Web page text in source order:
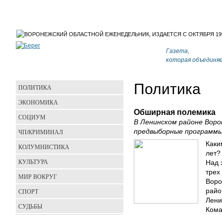
Газета,
которая
Политика
Обширная полемика
В Ленинском районе
предвыборные
Над
ПОЛИТИКА
ЭКОНОМИКА
СОЦИУМ
ЧП/КРИМИНАЛ
КОЛУМНИСТИКА
КУЛЬТУРА
МИР ВОКРУГ
СПОРТ
СУДЬБЫ